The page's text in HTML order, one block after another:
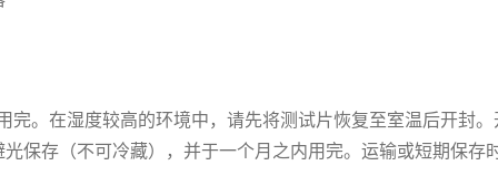
。在湿度较高的环境中，请先将测试片恢复至室温后开封
保存（不可冷藏），并于一个月之内用完。运输或短期保存